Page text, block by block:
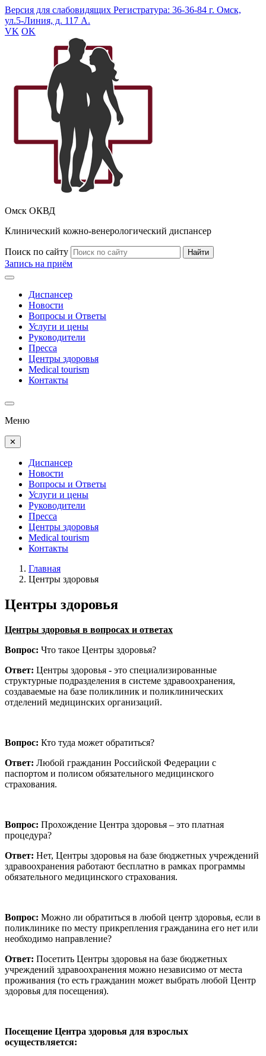
Версия для слабовидящих Регистратура: 36-36-84 г. Омск,
ул.5-Линия, д. 117 А.
VK OK
Омск ОКВД
Клинический кожно-венерологический диспансер
Поиск по сайту Найти
Запись на приём
Диспансер
Новости
Вопросы и Ответы
Услуги и цены
Руководители
Пресса
Центры здоровья
Medical tourism
Контакты
Меню
✕
Диспансер
Новости
Вопросы и Ответы
Услуги и цены
Руководители
Пресса
Центры здоровья
Medical tourism
Контакты
Главная
Центры здоровья
Центры здоровья
Центры здоровья в вопросах и ответах
Вопрос: Что такое Центры здоровья?
Ответ: Центры здоровья - это специализированные
структурные подразделения в системе здравоохранения,
создаваемые на базе поликлиник и поликлинических
отделений медицинских организаций.
Вопрос: Кто туда может обратиться?
Ответ: Любой гражданин Российской Федерации с
паспортом и полисом обязательного медицинского
страхования.
Вопрос: Прохождение Центра здоровья – это платная
процедура?
Ответ: Нет, Центры здоровья на базе бюджетных учреждений
здравоохранения работают бесплатно в рамках программы
обязательного медицинского страхования.
Вопрос: Можно ли обратиться в любой центр здоровья, если в
поликлинике по месту прикрепления гражданина его нет или
необходимо направление?
Ответ: Посетить Центры здоровья на базе бюджетных
учреждений здравоохранения можно независимо от места
проживания (то есть гражданин может выбрать любой Центр
здоровья для посещения).
Посещение Центра здоровья для взрослых
осуществляется: